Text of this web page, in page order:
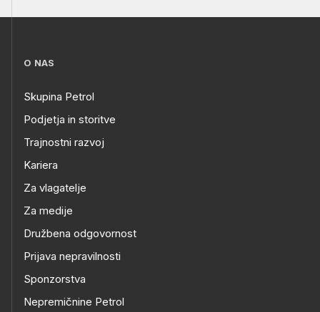
O NAS
Skupina Petrol
Podjetja in storitve
Trajnostni razvoj
Kariera
Za vlagatelje
Za medije
Družbena odgovornost
Prijava nepravilnosti
Sponzorstva
Nepremičnine Petrol